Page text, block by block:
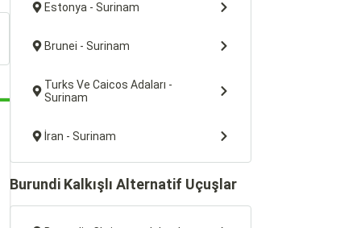
Estonya - Surinam
Brunei - Surinam
Turks Ve Caicos Adaları -
Surinam
İran - Surinam
Burundi Kalkışlı Alternatif Uçuşlar